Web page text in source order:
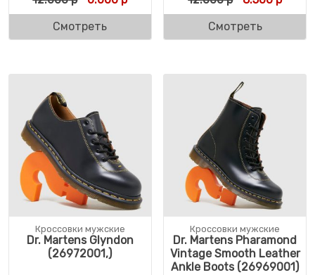
Смотреть Смотреть
Кроссовки мужские
Dr. Martens Glyndon
(26972001,)
Кроссовки мужские
Dr. Martens Pharamond
Vintage Smooth Leather
Ankle Boots (26969001)